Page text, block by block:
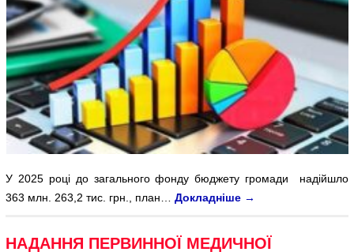
У 2025 році до загального фонду бюджету громади надійшло
363 млн. 263,2 тис. грн., план…Докладніше →
НАДАННЯ ПЕРВИННОЇ МЕДИЧНОЇ